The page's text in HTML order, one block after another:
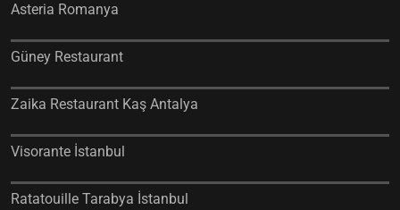
Asteria Romanya
Güney Restaurant
Zaika Restaurant Kaş Antalya
Visorante İstanbul
Ratatouille Tarabya İstanbul